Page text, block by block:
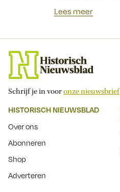
Lees meer
Schrijf je in vooronze nieuwsbrief
HISTORISCH NIEUWSBLAD
Over ons
Abonneren
Shop
Adverteren